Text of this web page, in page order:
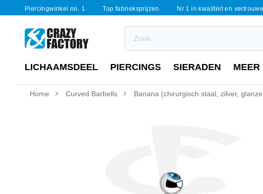
Piercingwinkel no. 1 Top fabrieksprijzen Nr 1 in kwaliteit en
LICHAAMSDEEL PIERCINGS SIERADEN MEER
Home Curved Barbells Banana (chirurgisch staal, zilver,